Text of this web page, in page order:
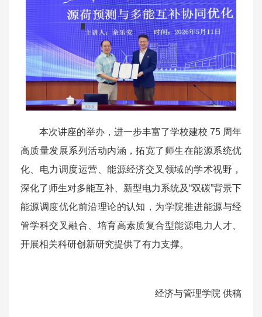
本次讲座的举办，进一步丰富了学校建校 75 周年
高质量发展系列活动内涵，拓宽了师生在能源系统优
化、电力调度运营、能源经济交叉领域的学术视野，
深化了师生对多能互补、新型电力系统及“双碳”背景下
能源调度优化前沿理论的认知，为学院推进能源与经
管学科交叉融合、培育高素质复合型能源电力人才、
开展相关科研创新研究提供了有力支撑。
经济与管理学院 供稿